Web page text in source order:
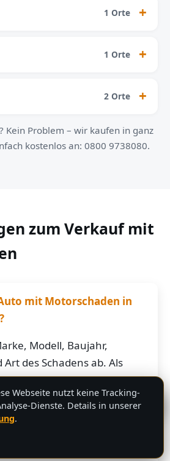
1 Orte
1 Orte
2 Orte
Kein Problem – wir kaufen in ganz
kostenlos an: 0800 9738080.
zum Verkauf mit
mit Motorschaden in
Modell, Baujahr,
des Schadens ab. Als
mit Motorschaden
der Karosserie und
mehrere hundert bis
Euro. Schicken Sie uns die
bekommen von uns eine
💬
Webseite nutzt keine Tracking-
Dienste. Details in unserer
.